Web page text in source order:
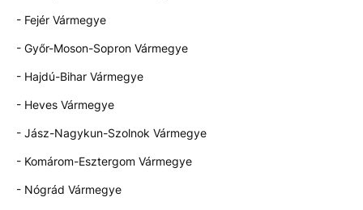
- Fejér Vármegye
- Győr-Moson-Sopron Vármegye
- Hajdú-Bihar Vármegye
- Heves Vármegye
- Jász-Nagykun-Szolnok Vármegye
- Komárom-Esztergom Vármegye
- Nógrád Vármegye